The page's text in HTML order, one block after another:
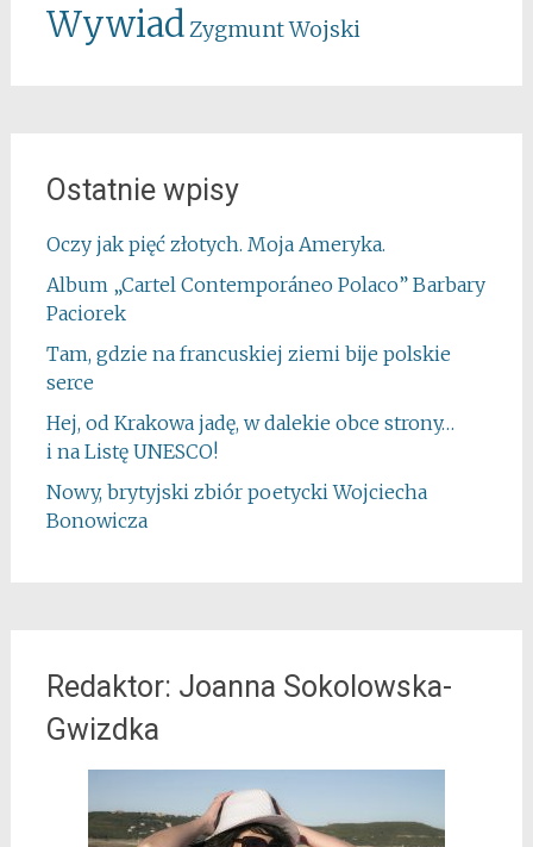
WywiadZygmunt Wojski
Ostatnie wpisy
Oczy jak pięć złotych. Moja Ameryka.
Album „Cartel Contemporáneo Polaco” Barbary
Paciorek
Tam, gdzie na francuskiej ziemi bije polskie
serce
Hej, od Krakowa jadę, w dalekie obce strony…
i na Listę UNESCO!
Nowy, brytyjski zbiór poetycki Wojciecha
Bonowicza
Redaktor: Joanna Sokolowska-
Gwizdka